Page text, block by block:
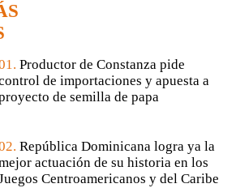
Productor de Constanza pide
de importaciones y apuesta a
de semilla de papa
República Dominicana logra ya la
actuación de su historia en los
Centroamericanos y del Caribe